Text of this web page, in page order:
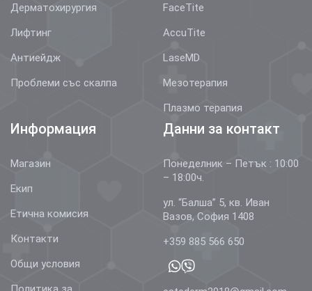
Дерматохирургия
Лифтинг
Антиейдж
Проблеми със скалпа
FaceTite
AccuTite
LaseMD
Мезотерапия
Плазмо терапия
Информация
Магазин
Екип
Етична комисия
Контакти
Общи условия
Данни за контакт
Понеделник – Петък : 10:00
– 18:00ч.
ул. “Балша” 5, кв. Иван
Вазов, София 1408
+359 885 566 650